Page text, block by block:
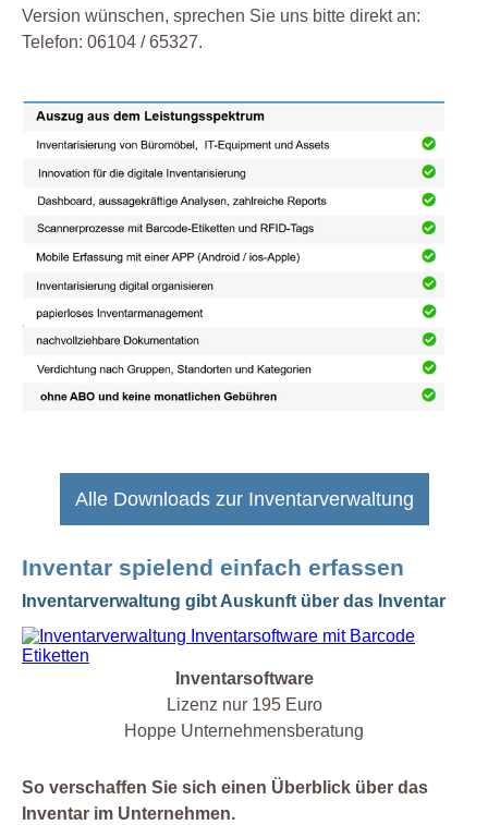
Version wünschen, sprechen Sie uns bitte direkt an:
Telefon: 06104 / 65327.
Alle Downloads zur Inventarverwaltung
Inventar spielend einfach erfassen
Inventarverwaltung gibt Auskunft über das Inventar
Inventarsoftware
Lizenz nur 195 Euro
Hoppe Unternehmensberatung
So verschaffen Sie sich einen Überblick über das
Inventar im Unternehmen.